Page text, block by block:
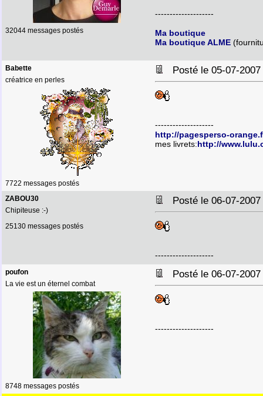
32044 messages postés
--------------------
Ma boutique
Ma boutique ALME
Babette
créatrice en perles
7722 messages postés
Posté le 05-07-
--------------------
http://pagesperso-
mes livrets:http://
ZABOU30
Chipiteuse :-)
25130 messages postés
Posté le 06-07-
--------------------
poufon
La vie est un éternel combat
8748 messages postés
Posté le 06-07-
--------------------